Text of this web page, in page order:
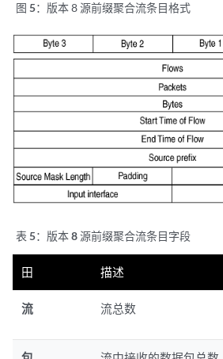
图 5： 版本 8 源前缀聚合流条目格式
表 5： 版本 8 源前缀聚合流条目字段
田 描述
流 流总数